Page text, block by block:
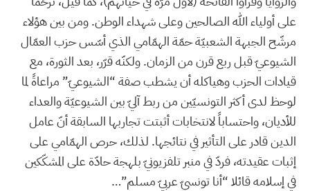
على أولياء الله الصالحين وعلى شهداء الوطن. ومن بين هؤلاء
مرشّح الجبهة الشعبيّة حمّة الهمّامي الذي أسّس حزب العمّال
الشيوعيّ قبل ربع قرن من الزمان. ولكنّه قرّر، بعد الثورة، مع
قيادات الحزب وهياكله أن يشطب صفة “الشيوعيّ” مراعاةً لما
لوحظ لدى أكثر التونسيّين من ربط آليّ بين الشيوعيّة والعداء
للأديان، واحتساباً لانتخابات أثبتت تجاربها السابقة أنّ عامل
الدين قادر على التأثير في نتائجها. لذلك، حرص الهمّامي على
إثبات عقيدته، فردّ في منبر تلفزيونيّ بلهجة حادّة على المشكّكين
في إسلامه قائلا “أنا تونسيّ عربيّ مسلم”…